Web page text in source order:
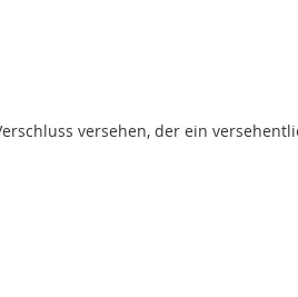
versehen, der ein